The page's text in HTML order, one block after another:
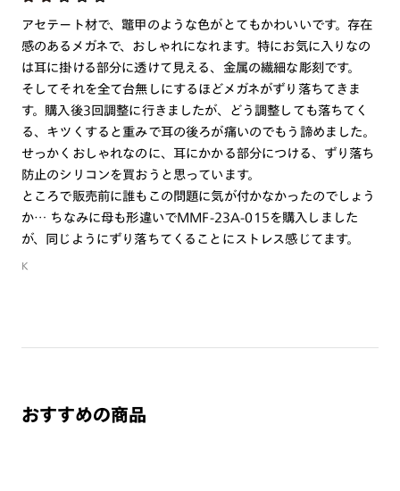
アセテート材で、鼈甲のような色がとてもかわいいです。存在
感のあるメガネで、おしゃれになれます。特にお気に入りなの
は耳に掛ける部分に透けて見える、金属の繊細な彫刻です。
そしてそれを全て台無しにするほどメガネがずり落ちてきま
す。購入後3回調整に行きましたが、どう調整しても落ちてく
る、キツくすると重みで耳の後ろが痛いのでもう諦めました。
せっかくおしゃれなのに、耳にかかる部分につける、ずり落ち
防止のシリコンを買おうと思っています。
ところで販売前に誰もこの問題に気が付かなかったのでしょう
か… ちなみに母も形違いでMMF-23A-015を購入しました
が、同じようにずり落ちてくることにストレス感じてます。
K
おすすめの商品